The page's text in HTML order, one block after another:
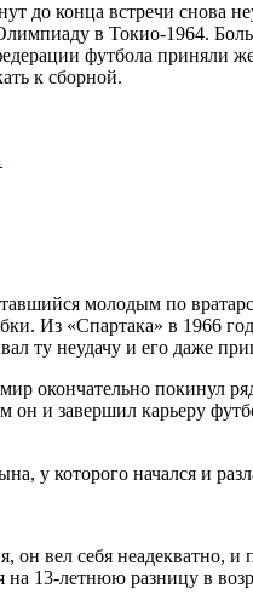
до конца встречи снова
в Токио-1964.
футбола приняли
к сборной.
молодым по
Из «Спартака» в 1966
ту неудачу и его даже
окончательно
и завершил карьеру
у которого начался и
он вел себя
13-летнюю разницу в